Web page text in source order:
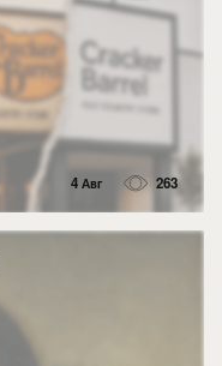
4 Авг 263